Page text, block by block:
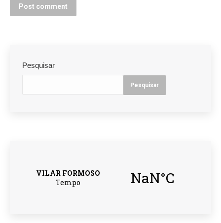
Post comment
Pesquisar
Pesquisar